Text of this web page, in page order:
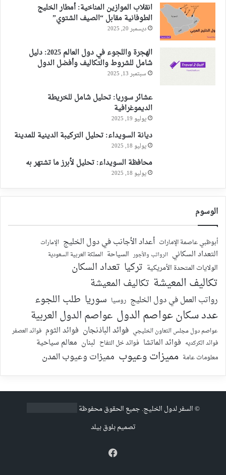
انقلاب الموازين المناخية: أمطار الخليج
الطوفانية مقابل “الصيف الشتوي”
ديسمبر 20, 2025
الهجرة واللجوء في دول العالم 2025: دليل
شامل للشروط والتكاليف وأفضل الدول
سبتمبر 13, 2025
عشائر سوريا: تحليل شامل للخريطة
الديموغرافية
يوليو 19, 2025
ديانة السويداء: تحليل التركيبة الدينية للمدينة
يوليو 18, 2025
محافظة السويداء: تحليل لأبرز ما تشتهر به
يوليو 18, 2025
الوسوم
أبوظبي عاصمة الإمارات أعداد الأجانب في دول الخليج الإمارات
التعداد السكاني الرواتب والأجور السياحة المملكة العربية السعودية
الولايات المتحدة الأمريكية تركيا تعداد السكان
تكاليف المعيشة تكاليف المعيشة
رواتب العمل في دول الخليج روسيا سوريا طلب اللجوء
عدد سكان عواصم الدول عواصم الدول العربية
عواصم دول مجلس التعاون الخليجي فوائد الباذنجان فوائد الثوم فوائد العصفر
فوائد الكركديه فوائد الماتشا فوائد خل التفاح لبنان معالم سياحية
معلومات عامة مميزات وعيوب مميزات وعيوب المدن
©السفر لدول الخليج. جميع الحقوق محفوظة
تصميمبلوق بيلد
فيسبوك